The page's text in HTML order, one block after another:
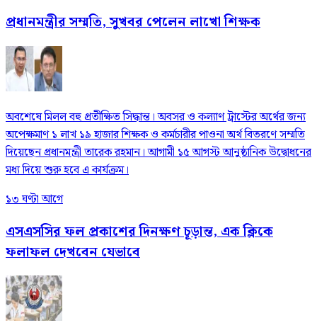
প্রধানমন্ত্রীর সম্মতি, সুখবর পেলেন লাখো শিক্ষক
অবশেষে মিলল বহু প্রতীক্ষিত সিদ্ধান্ত। অবসর ও কল্যাণ ট্রাস্টের অর্থের জন্য
অপেক্ষমাণ ১ লাখ ১৯ হাজার শিক্ষক ও কর্মচারীর পাওনা অর্থ বিতরণে সম্মতি
দিয়েছেন প্রধানমন্ত্রী তারেক রহমান। আগামী ১৫ আগস্ট আনুষ্ঠানিক উদ্বোধনের
মধ্য দিয়ে শুরু হবে এ কার্যক্রম।
১৩ ঘণ্টা আগে
এসএসসির ফল প্রকাশের দিনক্ষণ চূড়ান্ত, এক ক্লিকে
ফলাফল দেখবেন যেভাবে